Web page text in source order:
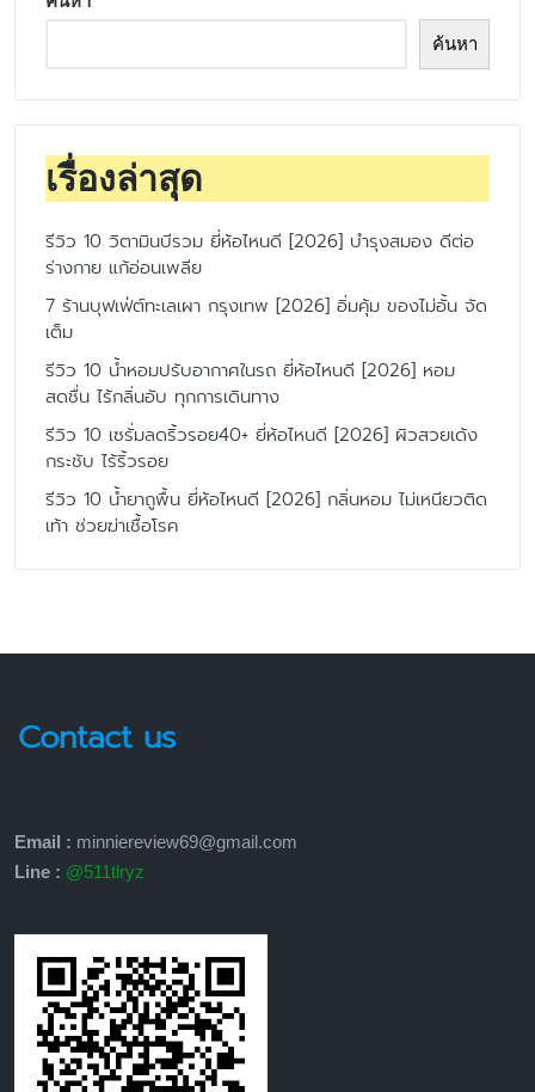
ค้นหา
เรื่องล่าสุด
รีวิว 10 วิตามินบีรวม ยี่ห้อไหนดี [2026] บำรุงสมอง ดีต่อ
ร่างกาย แก้อ่อนเพลีย
7 ร้านบุฟเฟ่ต์ทะเลเผา กรุงเทพ [2026] อิ่มคุ้ม ของไม่อั้น จัด
เต็ม
รีวิว 10 น้ำหอมปรับอากาศในรถ ยี่ห้อไหนดี [2026] หอม
สดชื่น ไร้กลิ่นอับ ทุกการเดินทาง
รีวิว 10 เซรั่มลดริ้วรอย40+ ยี่ห้อไหนดี [2026] ผิวสวยเด้ง
กระชับ ไร้ริ้วรอย
รีวิว 10 น้ำยาถูพื้น ยี่ห้อไหนดี [2026] กลิ่นหอม ไม่เหนียวติด
เท้า ช่วยฆ่าเชื้อโรค
Contact us
Email : minniereview69@gmail.com
Line : @511tlryz